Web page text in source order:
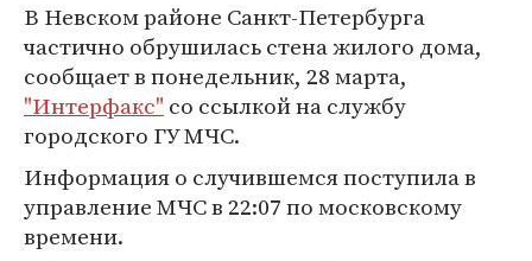
В Невском районе Санкт-Петербурга
частично обрушилась стена жилого дома,
сообщает в понедельник, 28 марта,
"Интерфакс" со ссылкой на службу
городского ГУ МЧС.
Информация о случившемся поступила в
управление МЧС в 22:07 по московскому
времени.